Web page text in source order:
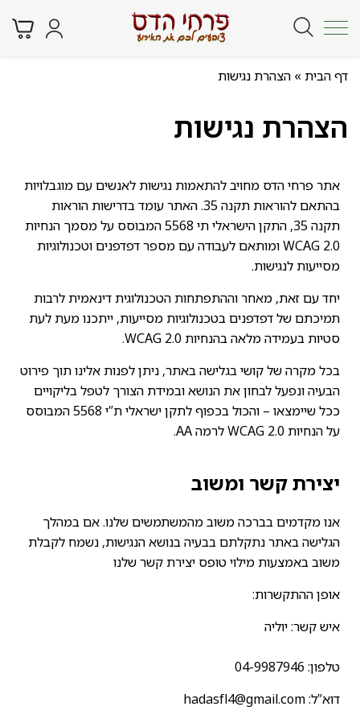
דף הבית » הצהרת נגישות
הצהרת נגישות
אתר פרחי הדס מחויב להתאמות נגישות לאנשים עם מוגבלויות
בהתאם להוראות תקנה 35. האתר עומד בדרישות הוראות
תקנה 35, התקן הישראלי תי 5568 המבוסס על מסמך הנחיות
WCAG 2.0 ומותאם לעבודה עם מספר דפדפנים וטכנולוגיות
מסייעות לנגישות.
יחד עם זאת, מאחר וההתפתחות הטכנולוגית דינאמית לרבות
תמיכתם של דפדפנים בטכנולוגיות מסייעות, ייתכנו מעת לעת
סטיות בעמידה מלאה בהנחיות WCAG 2.0.
בכל מקרה של קושי בגלישה באתר, ניתן לפנות אלינו תוך פירוט
הבעיה ונפעל לבחון את הנושא ובמידת הצורך לטפל בליקויים
ככל שיימצאו – והכול בכפוף לתקן ישראלי ת”י 5568 המבוסס
על הנחיות WCAG 2.0 לרמה AA.
יצירת קשר ומשוב
אנו מקדמים בברכה משוב מהמשתמשים שלנו. אם במהלך
הגלישה באתר נתקלתם בבעיה בנושא הנגישות, נשמח לקבלת
משוב באמצעות מילוי טופס יצירת קשר שלנו
אופן ההתקשרות:
איש קשר: יוליה
טלפון: 04-9987946
דוא”ל:hadasfl4@gmail.com